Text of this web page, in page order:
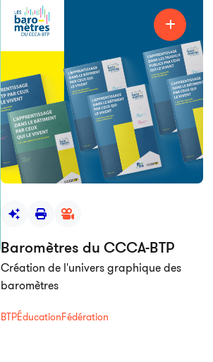
Baromètres du CCCA-BTP
Création de l'univers graphique des
baromètres
BTPÉducationFédération